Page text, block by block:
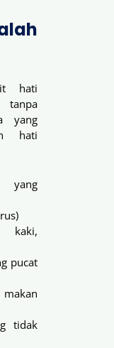
hati
tanpa
yang
hati
yang
kaki,
pucat
tidak